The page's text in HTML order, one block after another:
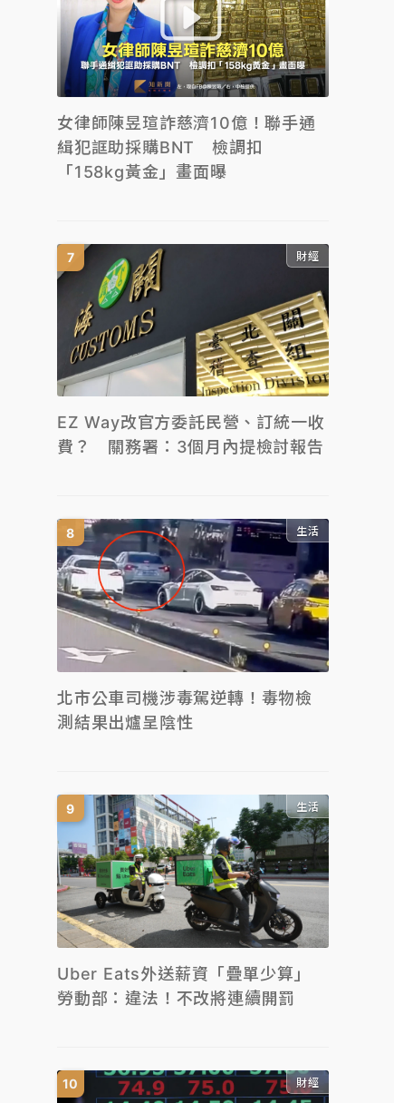
女律師陳昱瑄詐慈濟10億！聯手通
緝犯誆助採購BNT 檢調扣
「158kg黃金」畫面曝
財經
EZ Way改官方委託民營、訂統一收
費？ 關務署：3個月內提檢討報告
生活
北市公車司機涉毒駕逆轉！毒物檢
測結果出爐呈陰性
生活
Uber Eats外送薪資「疊單少算」
勞動部：違法！不改將連續開罰
財經